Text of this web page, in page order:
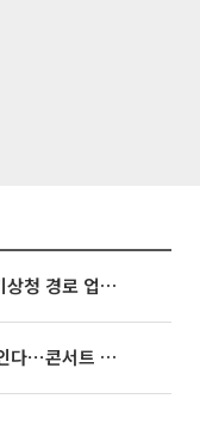
태풍 '돌핀' 오키나와 접근…일본기상청 경로 업데이트
빅뱅, 20주년 기념 '새 뱅봉' 선보인다⋯콘서트 앞두고 팝업 개최